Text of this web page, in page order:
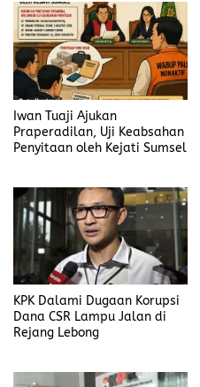
Iwan Tuaji Ajukan
Praperadilan, Uji Keabsahan
Penyitaan oleh Kejati Sumsel
KPK Dalami Dugaan Korupsi
Dana CSR Lampu Jalan di
Rejang Lebong